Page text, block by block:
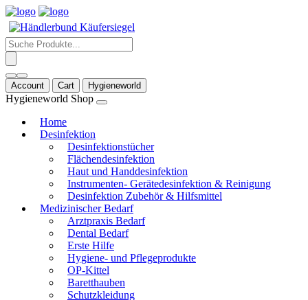
Products
search
Account Cart Hygieneworld
Hygieneworld Shop
Home
Desinfektion
Desinfektionstücher
Flächendesinfektion
Haut und Handdesinfektion
Instrumenten- Gerätedesinfektion & Reinigung
Desinfektion Zubehör & Hilfsmittel
Medizinischer Bedarf
Arztpraxis Bedarf
Dental Bedarf
Erste Hilfe
Hygiene- und Pflegeprodukte
OP-Kittel
Baretthauben
Schutzkleidung